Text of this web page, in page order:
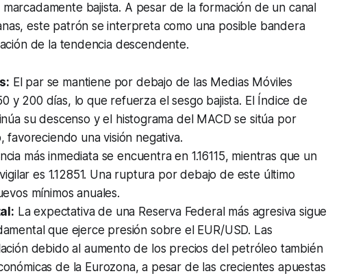
bajista. A pesar de la formación de un canal
este patrón se interpreta como una posible bandera
de la tendencia descendente.
El par se mantiene por debajo de las Medias Móviles
y 200 días, lo que refuerza el sesgo bajista. El Índice de
su descenso y el histograma del MACD se sitúa por
una visión negativa.
más inmediata se encuentra en 1.16115, mientras que un
es 1.12851. Una ruptura por debajo de este último
mínimos anuales.
La expectativa de una Reserva Federal más agresiva sigue
que ejerce presión sobre el EUR/USD. Las
debido al aumento de los precios del petróleo también
de la Eurozona, a pesar de las crecientes apuestas